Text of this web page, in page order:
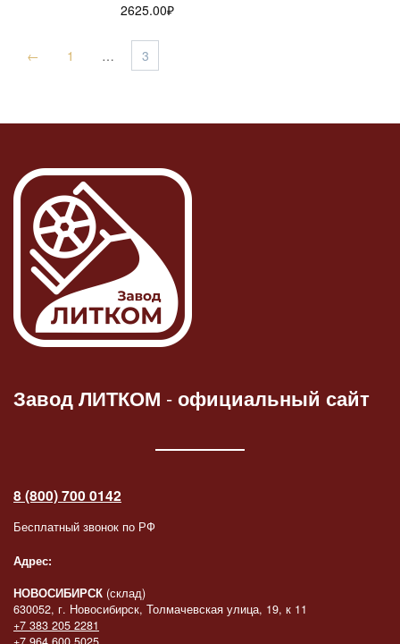
2625.00₽
← 1 … 3
Завод ЛИТКОМ -официальный сайт
8 (800) 700 0142
Бесплатный звонок по РФ
Адрес:
НОВОСИБИРСК (склад)
630052, г. Новосибирск, Толмачевская улица, 19, к 11
+7 383 205 2281